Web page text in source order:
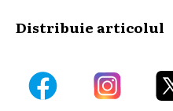
Distribuie articolul